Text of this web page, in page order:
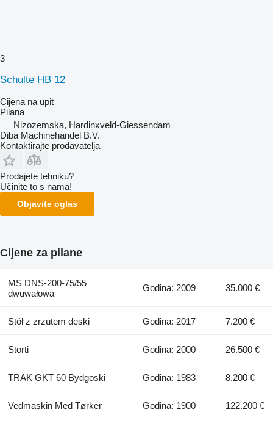
3
Schulte HB 12
Cijena na upit
Pilana
Nizozemska, Hardinxveld-Giessendam
Diba Machinehandel B.V.
Kontaktirajte prodavatelja
Prodajete tehniku?
Učinite to s nama!
Objavite oglas
Cijene za pilane
MS DNS-200-75/55
dwuwałowa
Godina: 2009 35.000 €
Stół z zrzutem deski Godina: 2017 7.200 €
Storti Godina: 2000 26.500 €
TRAK GKT 60 Bydgoski Godina: 1983 8.200 €
Vedmaskin Med Tørker Godina: 1900 122.200 €